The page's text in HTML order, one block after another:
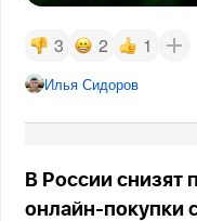
3 2 1
Илья Сидоров
В России снизят
онлайн-покупки